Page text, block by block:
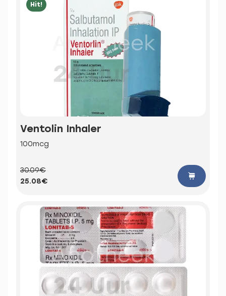
Hit!
Ventolin Inhaler
100mcg
30.09€
25.08€